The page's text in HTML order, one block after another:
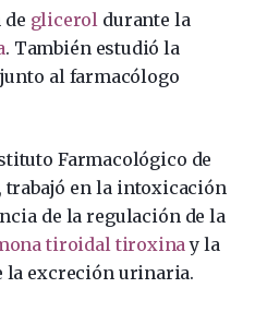
glicerol durante la
. También estudió la
al farmacólogo
Farmacológico de
trabajó en la intoxicación
de la regulación de la
tiroidal tiroxinay la
la excreción urinaria.